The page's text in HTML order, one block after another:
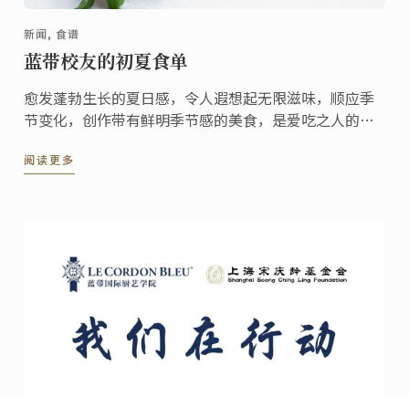
新闻, 食谱
蓝带校友的初夏食单
愈发蓬勃生长的夏日感，令人遐想起无限滋味，顺应季
节变化，创作带有鲜明季节感的美食，是爱吃之人的一
创意，为你的时令菜单带去风味活力！
阅读更多